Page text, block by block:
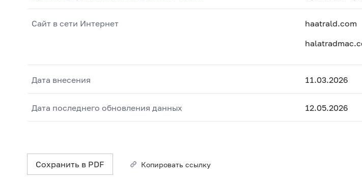
Сайт в сети Интернет haatrald.com
Дата внесения 11.03.2026
Дата последнего обновления данных 12.05.2026
Сохранить в PDF Копировать ссылку